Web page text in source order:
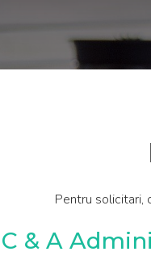
Pentru solicitari,
C & A